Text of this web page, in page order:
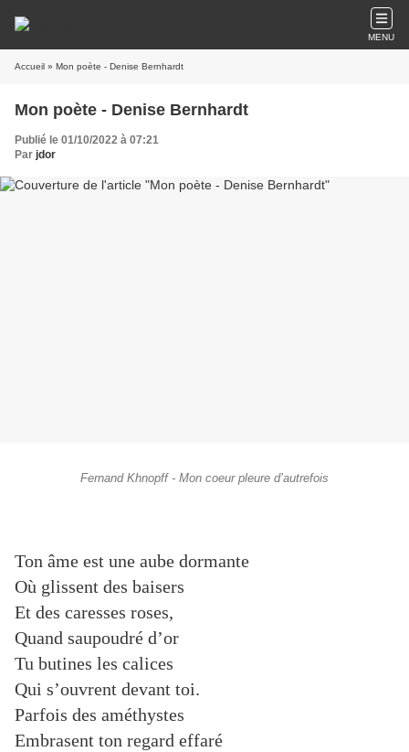
MENU
Accueil » Mon poète - Denise Bernhardt
Mon poète - Denise Bernhardt
Publié le 01/10/2022 à 07:21
Par jdor
Fernand Khnopff - Mon coeur pleure d’autrefois
Ton âme est une aube dormante
Où glissent des baisers
Et des caresses roses,
Quand saupoudré d’or
Tu butines les calices
Qui s’ouvrent devant toi.
Parfois des améthystes
Embrasent ton regard effaré